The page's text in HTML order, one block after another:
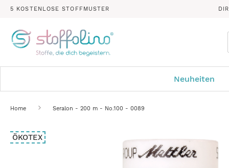
5 KOSTENLOSE STOFFMUSTER
Neuheiten
Home Seralon - 200 m - No.100 - 0089
Zum
Ende
ÖKOTEX